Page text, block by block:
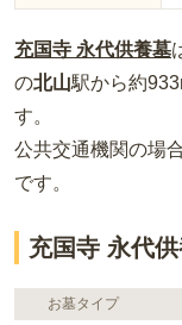
充国寺 永代供養墓
の北山駅から約
す。
公共交通機関の場
です。
充国寺 永代
お墓タイプ